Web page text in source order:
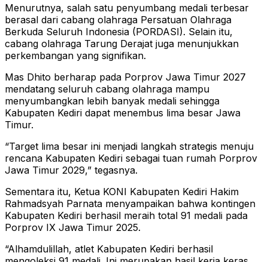
Menurutnya, salah satu penyumbang medali terbesar
berasal dari cabang olahraga Persatuan Olahraga
Berkuda Seluruh Indonesia (PORDASI). Selain itu,
cabang olahraga Tarung Derajat juga menunjukkan
perkembangan yang signifikan.
Mas Dhito berharap pada Porprov Jawa Timur 2027
mendatang seluruh cabang olahraga mampu
menyumbangkan lebih banyak medali sehingga
Kabupaten Kediri dapat menembus lima besar Jawa
Timur.
“Target lima besar ini menjadi langkah strategis menuju
rencana Kabupaten Kediri sebagai tuan rumah Porprov
Jawa Timur 2029,” tegasnya.
Sementara itu, Ketua KONI Kabupaten Kediri Hakim
Rahmadsyah Parnata menyampaikan bahwa kontingen
Kabupaten Kediri berhasil meraih total 91 medali pada
Porprov IX Jawa Timur 2025.
“Alhamdulillah, atlet Kabupaten Kediri berhasil